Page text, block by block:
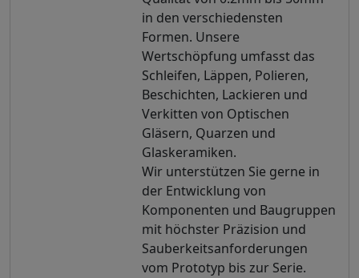
in den verschiedensten
Formen. Unsere
Wertschöpfung umfasst das
Schleifen, Läppen, Polieren,
Beschichten, Lackieren und
Verkitten von Optischen
Gläsern, Quarzen und
Glaskeramiken.
Wir unterstützen Sie gerne in
der Entwicklung von
Komponenten und Baugruppen
mit höchster Präzision und
Sauberkeitsanforderungen
vom Prototyp bis zur Serie.